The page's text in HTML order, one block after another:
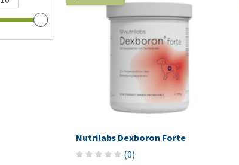
Nutrilabs Dexboron Forte
(0)